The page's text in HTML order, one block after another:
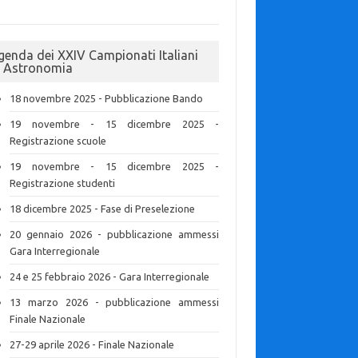
dei XXIV Campionati Italiani
Astronomia
18 novembre 2025 - Pubblicazione Bando
19 novembre - 15 dicembre 2025 -
Registrazione scuole
19 novembre - 15 dicembre 2025 -
Registrazione studenti
18 dicembre 2025 - Fase di Preselezione
20 gennaio 2026 - pubblicazione ammessi
Gara Interregionale
24 e 25 febbraio 2026 - Gara Interregionale
13 marzo 2026 - pubblicazione ammessi
Finale Nazionale
27-29 aprile 2026 - Finale Nazionale